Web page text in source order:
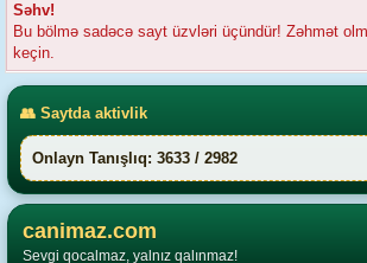
Səhv!
Bu bölmə sadəcə sayt üzvləri üçündür! Zəhmət
keçin.
👥 Saytda aktivlik
Onlayn Tanışlıq: 3633 / 2982
canimaz.com
Sevgi qocalmaz, yalnız qalınmaz!